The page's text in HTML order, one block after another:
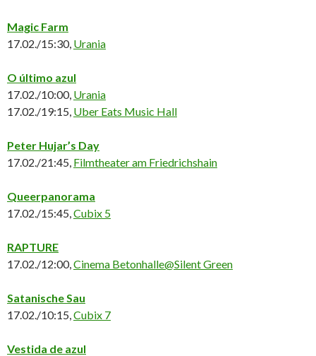
Magic Farm
17.02./15:30, Urania
O último azul
17.02./10:00, Urania
17.02./19:15, Uber Eats Music Hall
Peter Hujar’s Day
17.02./21:45, Filmtheater am Friedrichshain
Queerpanorama
17.02./15:45, Cubix 5
RAPTURE
17.02./12:00, Cinema Betonhalle@Silent Green
Satanische Sau
17.02./10:15, Cubix 7
Vestida de azul